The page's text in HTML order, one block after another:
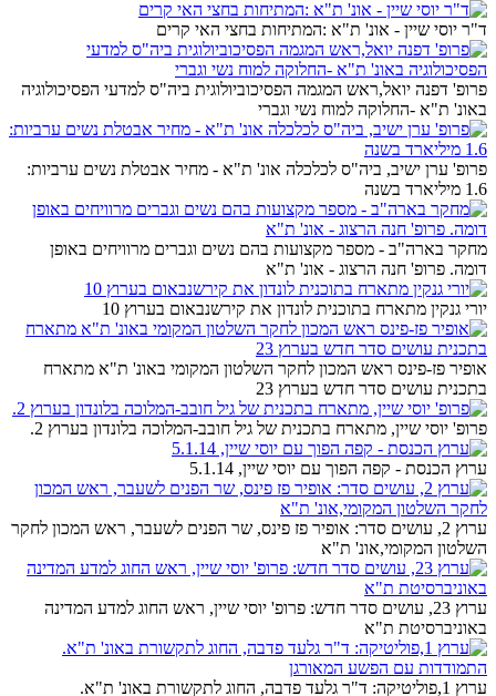
ד"ר יוסי שיין - אונ' ת"א :המתיחות בחצי האי קרים
פרופ' דפנה יואל,ראש המגמה הפסיכוביולוגית ביה"ס למדעי הפסיכולוגיה
באונ' ת"א -החלוקה למוח נשי וגברי
פרופ' ערן ישיב, ביה"ס לכלכלה אונ' ת"א - מחיר אבטלת נשים ערביות:
1.6 מיליארד בשנה
מחקר בארה"ב - מספר מקצועות בהם נשים וגברים מרוויחים באופן
דומה. פרופ' חנה הרצוג - אונ' ת"א
יורי גנקין מתארח בתוכנית לונדון את קירשנבאום בערוץ 10
אופיר פז-פינס ראש המכון לחקר השלטון המקומי באונ' ת"א מתארח
בתכנית עושים סדר חדש בערוץ 23
פרופ' יוסי שיין, מתארח בתכנית של גיל חובב-המלוכה בלונדון בערוץ 2.
ערוץ הכנסת - קפה הפוך עם יוסי שיין, 5.1.14
ערוץ 2, עושים סדר: אופיר פז פינס, שר הפנים לשעבר, ראש המכון לחקר
השלטון המקומי,אונ' ת"א
ערוץ 23, עושים סדר חדש: פרופ' יוסי שיין, ראש החוג למדע המדינה
באוניברסיטת ת"א
ערוץ 1,פוליטיקה: ד"ר גלעד פדבה, החוג לתקשורת באונ' ת"א.